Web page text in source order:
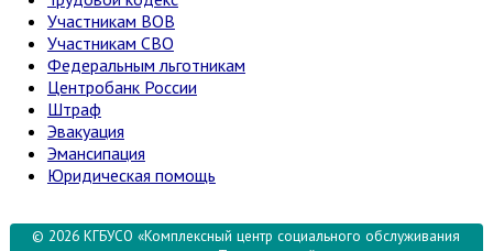
Участникам ВОВ
Участникам СВО
Федеральным льготникам
Центробанк России
Штраф
Эвакуация
Эмансипация
Юридическая помощь
© 2026 КГБУСО «Комплексный центр социального обслуживания